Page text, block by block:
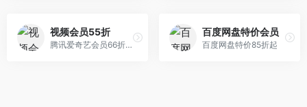
视频会员55折
腾讯爱奇艺会员66折充值
百度网盘特价会员
百度网盘特价85折起